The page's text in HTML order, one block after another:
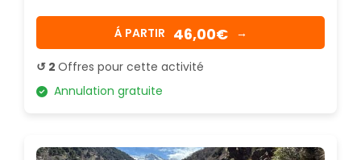
Á PARTIR 46,00€ →
↺ 2 Offres pour cette activité
Annulation gratuite